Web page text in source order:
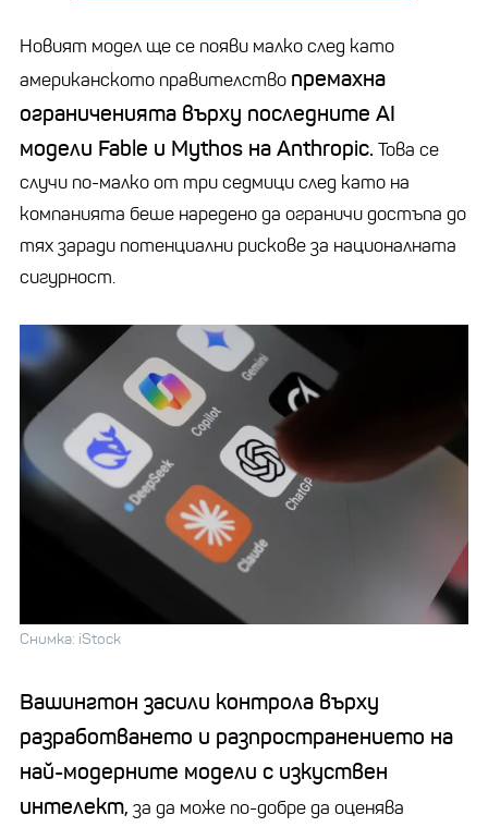
Новият модел ще се появи малко след като
американското правителство премахна
ограниченията върху последните AI
модели Fable и Mythos на Anthropic. Това се
случи по-малко от три седмици след като на
компанията беше наредено да ограничи достъпа до
тях заради потенциални рискове за националната
сигурност.
Снимка: iStock
Вашингтон засили контрола върху
разработването и разпространението на
най-модерните модели с изкуствен
интелект, за да може по-добре да оценява